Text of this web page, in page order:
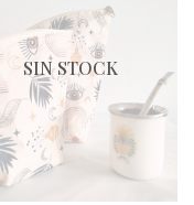
SIN STOCK